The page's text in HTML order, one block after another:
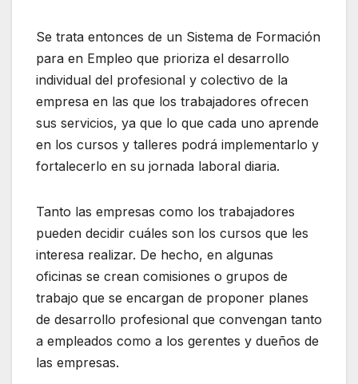
Se trata entonces de un Sistema de Formación
para en Empleo que prioriza el desarrollo
individual del profesional y colectivo de la
empresa en las que los trabajadores ofrecen
sus servicios, ya que lo que cada uno aprende
en los cursos y talleres podrá implementarlo y
fortalecerlo en su jornada laboral diaria.
Tanto las empresas como los trabajadores
pueden decidir cuáles son los cursos que les
interesa realizar. De hecho, en algunas
oficinas se crean comisiones o grupos de
trabajo que se encargan de proponer planes
de desarrollo profesional que convengan tanto
a empleados como a los gerentes y dueños de
las empresas.